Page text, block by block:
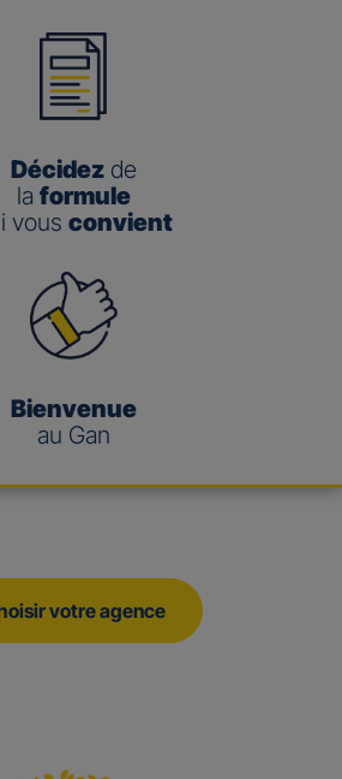
Décidezde
la formule
vous convient
Bienvenue
au Gan
votre agence